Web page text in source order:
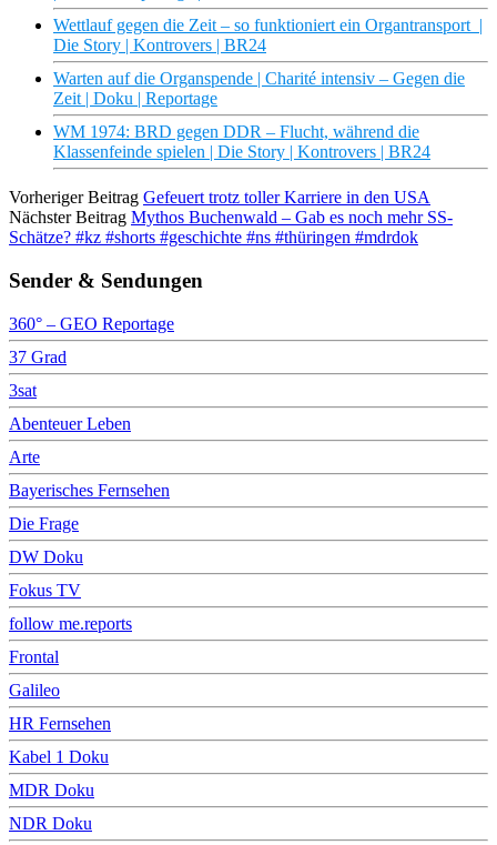
Wettlauf gegen die Zeit – so funktioniert ein Organtransport |
Die Story | Kontrovers | BR24
Warten auf die Organspende | Charité intensiv – Gegen die
Zeit | Doku | Reportage
WM 1974: BRD gegen DDR – Flucht, während die
Klassenfeinde spielen | Die Story | Kontrovers | BR24
Vorheriger Beitrag Gefeuert trotz toller Karriere in den USA
Nächster Beitrag Mythos Buchenwald – Gab es noch mehr SS-
Schätze? #kz #shorts #geschichte #ns #thüringen #mdrdok
Sender & Sendungen
360° – GEO Reportage
37 Grad
3sat
Abenteuer Leben
Arte
Bayerisches Fernsehen
Die Frage
DW Doku
Fokus TV
follow me.reports
Frontal
Galileo
HR Fernsehen
Kabel 1 Doku
MDR Doku
NDR Doku